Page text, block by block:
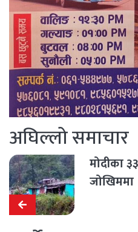
अघिल्लो समाचार
मोदीका
जोखिममा